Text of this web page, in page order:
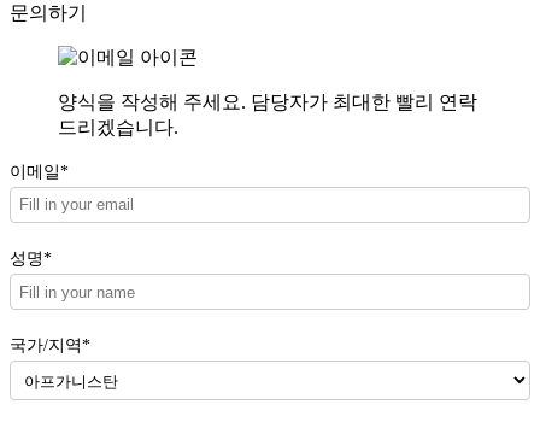
문의하기
양식을 작성해 주세요. 담당자가 최대한 빨리 연락
드리겠습니다.
이메일*
성명*
국가/지역*